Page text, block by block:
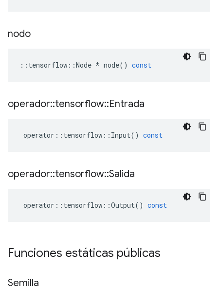
nodo
:: tensorflow ::Node * node() const
operador::tensorflow::Entrada
operator :: tensorflow :: Input() const
operador::tensorflow::Salida
operator :: tensorflow ::Output() const
Funciones estáticas públicas
Semilla